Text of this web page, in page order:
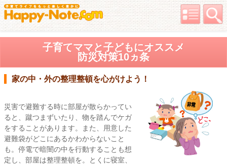
子育てママと子どもにオススメ
防災対策10ヵ条
家の中・外の整理整頓を心がけよう！
災害で避難する時に部屋が散らかってい
ると、蹴つまずいたり、物を踏んでケガ
をすることがあります。また、用意した
避難袋がどこにあるかわからないこと
も。停電で暗闇の中を行動することも想
定し、部屋は整理整頓を。とくに寝室、